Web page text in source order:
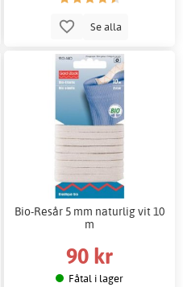
Se alla
Bio-Resår 5 mm naturlig vit 10
m
90 kr
Fåtal i lager